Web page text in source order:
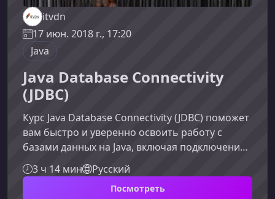
itvdn
17 июн. 2018 г., 17:20
Java
Java Database Connectivity
(JDBC)
Курс Java Database Connectivity (JDBC) поможет
вам быстро и уверенно освоить работу с
базами данных на Java, включая подключение,
выполнение SQL‑запросов и обработку
результатов. Материал подходит как
новичкам, так и разработчикам, стремящимся
3 ч 14 мин Русский
Посмотреть